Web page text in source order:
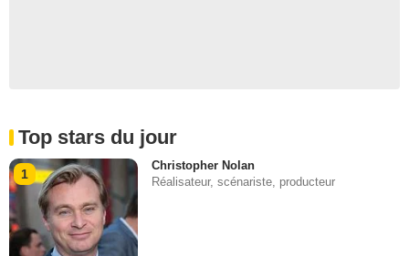
Top stars du jour
1
Christopher Nolan
Réalisateur, scénariste, producteur